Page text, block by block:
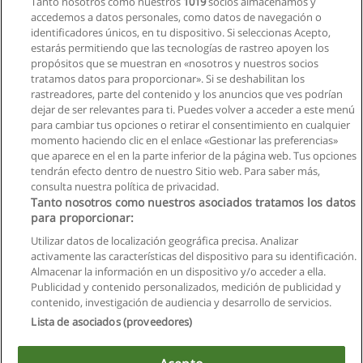
Solicita información
Curso - Diseño y Manufactura Asistido por
Computador CAD/CAM
Universidad de las Fuerzas Armadas ESPE
Solicita información
Privacidad de datos
Contactar con Educaedu
Copyright © Educaedu Business S.L. - CIF : B-95610580: -
accedemos a datos personales, como datos de navegación o
identificadores únicos, en tu dispositivo. Si seleccionas Acepto,
estarás permitiendo que las tecnologías de rastreo apoyen los
propósitos que se muestran en «nosotros y nuestros socios
tratamos datos para proporcionar». Si se deshabilitan los
rastreadores, parte del contenido y los anuncios que ves podrían
dejar de ser relevantes para ti. Puedes volver a acceder a este menú
para cambiar tus opciones o retirar el consentimiento en cualquier
momento haciendo clic en el enlace «Gestionar las preferencias»
que aparece en el en la parte inferior de la página web. Tus opciones
tendrán efecto dentro de nuestro Sitio web. Para saber más,
consulta nuestra política de privacidad.
Tanto nosotros como nuestros asociados tratamos los datos
para proporcionar:
Utilizar datos de localización geográfica precisa. Analizar
activamente las características del dispositivo para su identificación.
Almacenar la información en un dispositivo y/o acceder a ella.
Publicidad y contenido personalizados, medición de publicidad y
contenido, investigación de audiencia y desarrollo de servicios.
Lista de asociados (proveedores)